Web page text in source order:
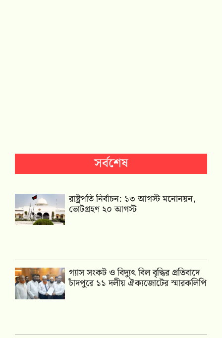
সর্বশেষ
রাষ্ট্রপতি নির্বাচন: ১৩ আগস্ট মনোনয়ন,
ভোটগ্রহণ ২০ আগস্ট
গ্যাস সংকট ও বিদ্যুৎ বিল বৃদ্ধির প্রতিবাদে
চাঁদপুরে ১১ দলীয় ঐক্যজোটের স্মারকলিপি